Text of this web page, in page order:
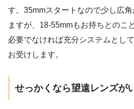
す。35mmスタートなので少し広
ますが、18-55mmもお持ちとのこ
必要でなければ充分システムとし
お受けします。
せっかくなら望遠レンズが